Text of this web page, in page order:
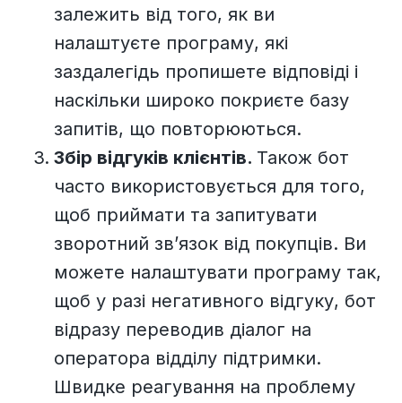
залежить від того, як ви
налаштуєте програму, які
заздалегідь пропишете відповіді і
наскільки широко покриєте базу
запитів, що повторюються.
Збір відгуків клієнтів. Також бот
часто використовується для того,
щоб приймати та запитувати
зворотний зв’язок від покупців. Ви
можете налаштувати програму так,
щоб у разі негативного відгуку, бот
відразу переводив діалог на
оператора відділу підтримки.
Швидке реагування на проблему